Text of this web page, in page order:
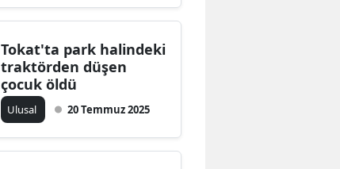
Tokat'ta park halindeki
traktörden düşen
çocuk öldü
Ulusal 20 Temmuz 2025